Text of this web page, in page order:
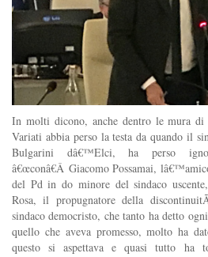
In molti dicono, anche dentro le mura di
Variati abbia perso la testa da quando il
Bulgarini dâ€™Elci, ha perso
â€œconâ€Â Giacomo Possamai,
del Pd in do minore del sindaco
Rosa, il propugnatore della
sindaco democristo, che tanto ha detto
quello che aveva promesso, molto ha
questo si aspettava e quasi tutto ha